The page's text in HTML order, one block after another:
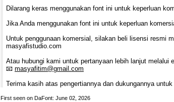
Dilarang keras menggunakan font ini untuk keperluan
Jika Anda menggunakan font ini untuk keperluan
Untuk penggunaan komersial, silakan beli lisensi resmi
masyafistudio.com
Atau hubungi kami untuk pertanyaan lebih lanjut melalui
📧 masyafitim@gmail.com
Terima kasih atas pengertiannya dan dukungannya
First seen on DaFont: June 02, 2026